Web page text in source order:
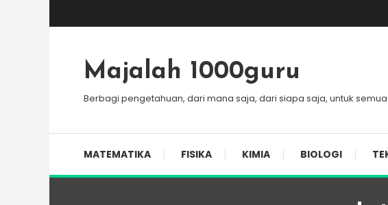
To
Majalah 1000guru
Berbagi pengetahuan, dari mana saja, dari siapa saja, untuk semua
MATEMATIKA FISIKA KIMIA BIOLOGI